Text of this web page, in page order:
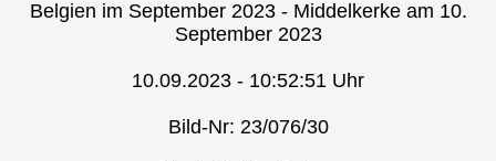
Belgien im September 2023 - Middelkerke am 10.
September 2023
10.09.2023 - 10:52:51 Uhr
Bild-Nr: 23/076/30